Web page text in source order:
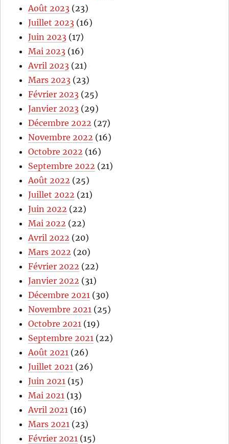
Août 2023 (23)
Juillet 2023 (16)
Juin 2023 (17)
Mai 2023 (16)
Avril 2023 (21)
Mars 2023 (23)
Février 2023 (25)
Janvier 2023 (29)
Décembre 2022 (27)
Novembre 2022 (16)
Octobre 2022 (16)
Septembre 2022 (21)
Août 2022 (25)
Juillet 2022 (21)
Juin 2022 (22)
Mai 2022 (22)
Avril 2022 (20)
Mars 2022 (20)
Février 2022 (22)
Janvier 2022 (31)
Décembre 2021 (30)
Novembre 2021 (25)
Octobre 2021 (19)
Septembre 2021 (22)
Août 2021 (26)
Juillet 2021 (26)
Juin 2021 (15)
Mai 2021 (13)
Avril 2021 (16)
Mars 2021 (23)
Février 2021 (15)